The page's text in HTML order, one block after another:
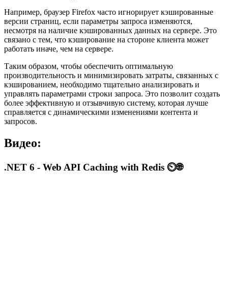
Например, браузер Firefox часто игнорирует кэшированные
версии страниц, если параметры запроса изменяются,
несмотря на наличие кэшированных данных на сервере. Это
связано с тем, что кэширование на стороне клиента может
работать иначе, чем на сервере.
Таким образом, чтобы обеспечить оптимальную
производительность и минимизировать затраты, связанных с
кэшированием, необходимо тщательно анализировать и
управлять параметрами строки запроса. Это позволит создать
более эффективную и отзывчивую систему, которая лучше
справляется с динамическими изменениями контента и
запросов.
Видео:
.NET 6 - Web API Caching with Redis ⏲🌐